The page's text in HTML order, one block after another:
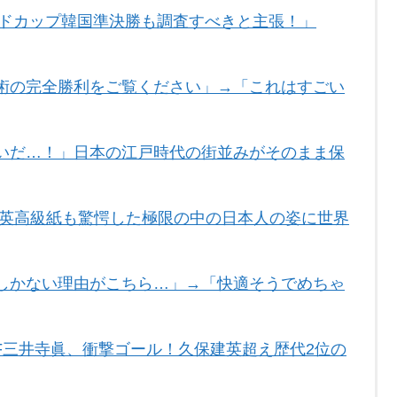
ップ韓国準決勝も調査すべきと主張！」
の完全勝利をご覧ください」→「これはすごい
だ…！」日本の江戸時代の街並みがそのまま保
高級紙も驚愕した極限の中の日本人の姿に世界
かない理由がこちら…」→「快適そうでめちゃ
井寺眞、衝撃ゴール！久保建英超え歴代2位の